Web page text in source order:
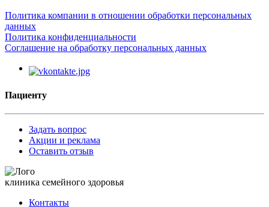
Политика компании в отношении обработки персональных
данных
Политика конфиденциальности
Соглашение на обработку персональных данных
Пациенту
Задать вопрос
Акции и реклама
Оставить отзыв
клиника семейного здоровья
Контакты